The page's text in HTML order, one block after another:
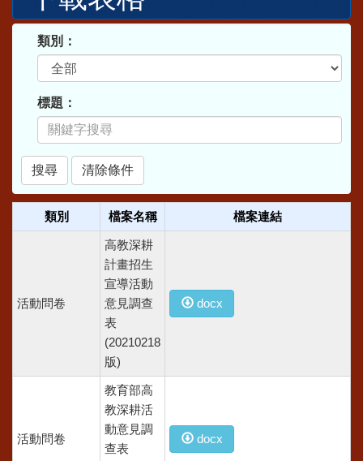
類別：
標題：
類別 檔案名稱 檔案連結
活動問卷
高教深耕
計畫招生
宣導活動
意見調查
表
(20210218
版)
docx
活動問卷
教育部高
教深耕活
動意見調
查表
docx